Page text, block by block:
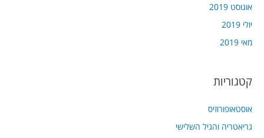
אוגוסט 2019
יולי 2019
מאי 2019
קטגוריות
אוסטאופורוזיס
גריאטריה והגיל השלישי